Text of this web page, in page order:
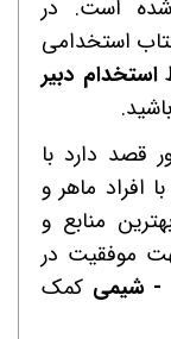
شده است. در
استخدامی
استخدام دبیر
قصد دارد با
با افراد ماهر و
منابع و
موفقیت در
- شیمی کمک